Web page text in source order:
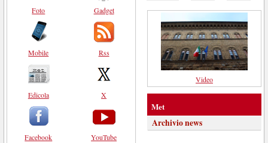
Foto
Mobile
Edicola
Facebook
Gadget
Rss
X
YouTube
Video
Met
Archivio news